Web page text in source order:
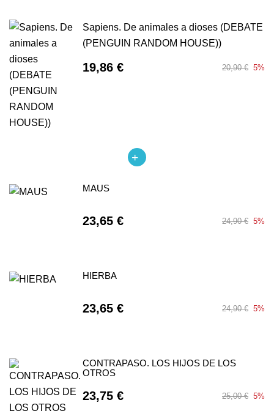
Sapiens. De animales a dioses (DEBATE
(PENGUIN RANDOM HOUSE))
19,86 € 20,90 € 5%
MAUS
23,65 € 24,90 € 5%
HIERBA
23,65 € 24,90 € 5%
CONTRAPASO. LOS HIJOS DE LOS
OTROS
23,75 € 25,00 € 5%